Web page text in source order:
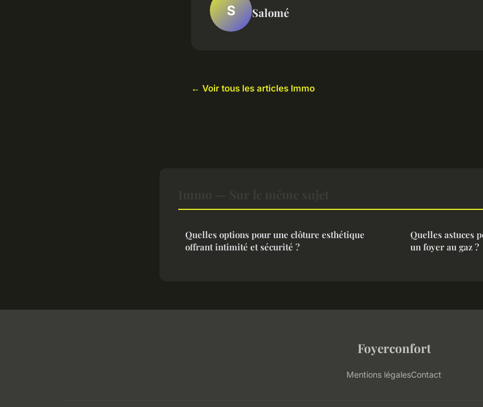
S Salomé
← Voir tous les articles Immo
Quelles options pour une clôture esthétique
offrant intimité et sécurité ?
Quelles astuces
un foyer au gaz ?
Foyerconfort
Mentions légalesContact